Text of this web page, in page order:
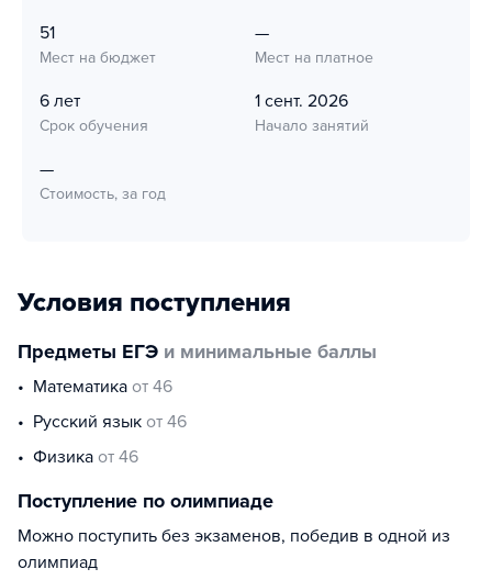
51
Мест на бюджет
—
Мест на платное
6 лет
Срок обучения
1 сент. 2026
Начало занятий
—
Стоимость, за год
Условия поступления
Предметы ЕГЭ и минимальные баллы
математика от 46
русский язык от 46
физика от 46
Поступление по олимпиаде
Можно поступить без экзаменов, победив в одной из
олимпиад